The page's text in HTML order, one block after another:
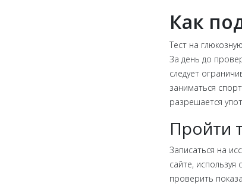
Как
Тест на
За день до
следует
заниматься
разрешается
Пройти
Записаться на
сайте,
проверить